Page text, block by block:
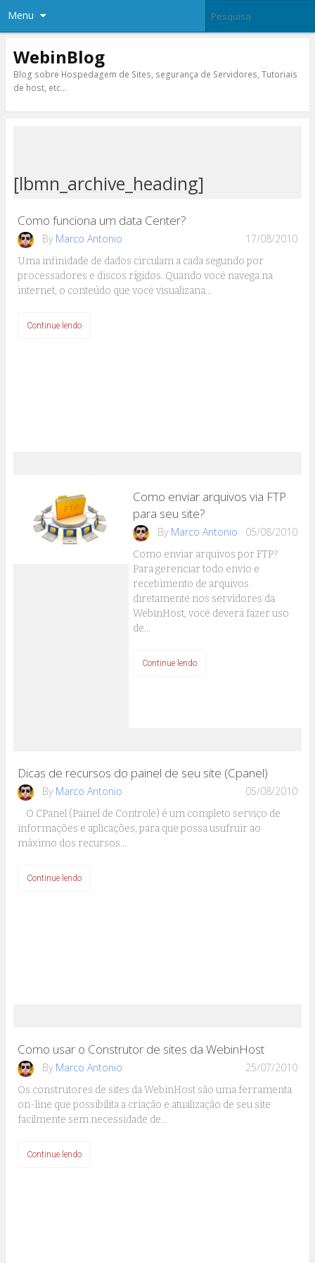
Menu
WebinBlog
Blog sobre Hospedagem de Sites, segurança de Servidores, Tutoriais
de host, etc…
[lbmn_archive_heading]
Como funciona um data Center?
By Marco Antonio 17/08/2010
Uma infinidade de dados circulam a cada segundo por
processadores e discos rígidos. Quando você navega na
internet, o conteúdo que você visualizana…
Continue lendo
Como enviar arquivos via FTP
para seu site?
By Marco Antonio 05/08/2010
Como enviar arquivos por FTP?
Para gerenciar todo envio e
recebimento de arquivos
diretamente nos servidores da
WebinHost, você deverá fazer uso
de…
Continue lendo
Dicas de recursos do painel de seu site (Cpanel)
By Marco Antonio 05/08/2010
O CPanel (Painel de Controle) é um completo serviço de
informações e aplicações, para que possa usufruir ao
máximo dos recursos…
Continue lendo
Como usar o Construtor de sites da WebinHost
By Marco Antonio 25/07/2010
Os construtores de sites da WebinHost são uma ferramenta
on-line que possibilita a criação e atualização de seu site
facilmente sem necessidade de…
Continue lendo